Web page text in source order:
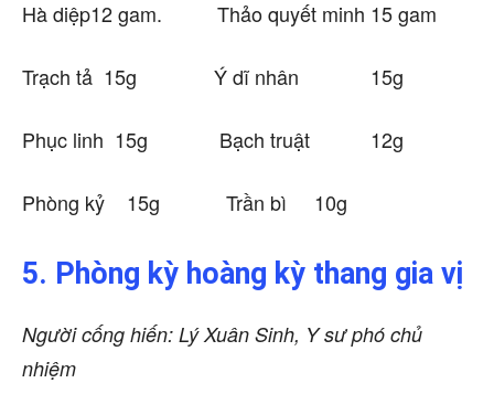
Hà diệp12 gam. Thảo quyết minh 15 gam
Trạch tả 15g Ý dĩ nhân 15g
Phục linh 15g Bạch truật 12g
Phòng kỷ 15g Trần bì 10g
5. Phòng kỳ hoàng kỳ thang gia vị
Người cống hiến: Lý Xuân Sinh, Y sư phó chủ
nhiệm